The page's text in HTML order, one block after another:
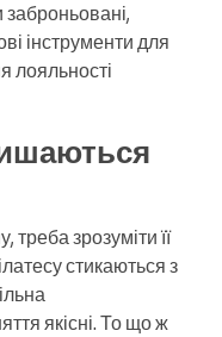
заброньовані,
інструменти для
лояльності
зрозуміти її
стикаються з
якісні. То що ж